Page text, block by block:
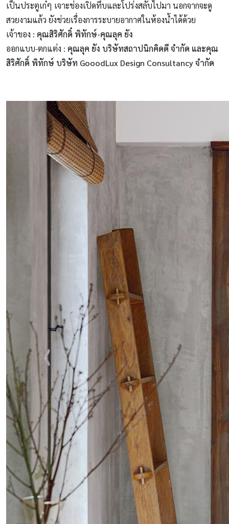
เป็นประตูเก๋ๆ เจาะช่องเปิดทึบและโปร่งสลับไปมา นอกจากจะดู
สวยงามแล้ว ยังช่วยเรื่องการระบายอากาศในห้องน้ำได้ด้วย
เจ้าของ : คุณสิริศักดิ๋ พิทักษ์-คุณลุค ยัง
ออกแบบ-ตกแต่ง : คุณลุค ยัง บริษัทสถาปนิกคิดดี จํากัด และคุณ
สิริศักดิ์ พิทักษ์ บริษัท GooodLux Design Consultancy จํากัด